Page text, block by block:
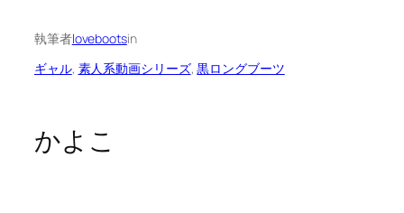
執筆者lovebootsin
ギャル, 素人系動画シリーズ, 黒ロングブーツ
かよこ